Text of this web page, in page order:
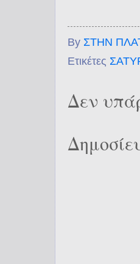
By ΣΤΗΝ
Ετικέτες
Δεν